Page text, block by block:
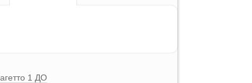
1 ДО